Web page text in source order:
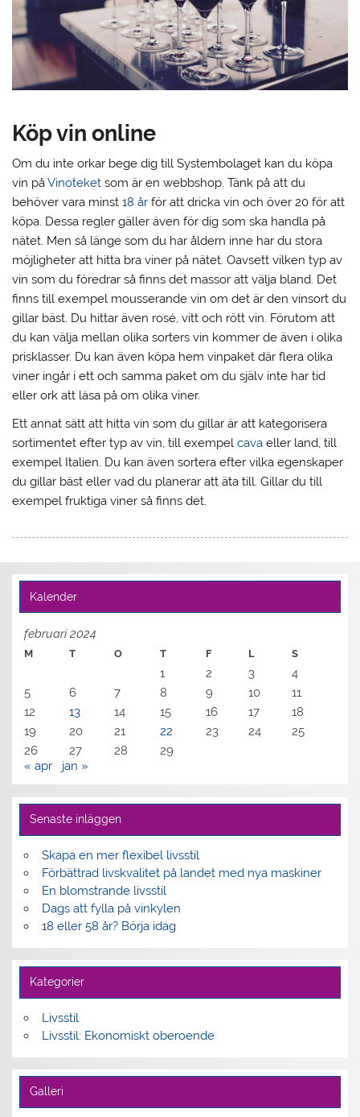
Köp vin online
Om du inte orkar bege dig till Systembolaget kan du köpa
vin påVinoteket som är en webbshop. Tänk på att du
behöver vara minst18 år för att dricka vin och över 20 för att
köpa. Dessa regler gäller även för dig som ska handla på
nätet. Men så länge som du har åldern inne har du stora
möjligheter att hitta bra viner på nätet. Oavsett vilken typ av
vin som du föredrar så finns det massor att välja bland. Det
finns till exempel mousserande vin om det är den vinsort du
gillar bäst. Du hittar även rosé, vitt och rött vin. Förutom att
du kan välja mellan olika sorters vin kommer de även i olika
prisklasser. Du kan även köpa hem vinpaket där flera olika
viner ingår i ett och samma paket om du själv inte har tid
eller ork att läsa på om olika viner.
Ett annat sätt att hitta vin som du gillar är att kategorisera
sortimentet efter typ av vin, till exempelcava eller land, till
exempel Italien. Du kan även sortera efter vilka egenskaper
du gillar bäst eller vad du planerar att äta till. Gillar du till
exempel fruktiga viner så finns det.
Kalender
februari 2024
M T O T F L S
1 2 3
4
5
6 7 8 9 10
11
12
13 14 15 16 17
18
19
20 21 22 23 24
25
26
27 28
29
« apr
jan »
Senaste inläggen
Skapa en mer flexibel livsstil
Förbättrad livskvalitet på landet med nya maskiner
En blomstrande livsstil
Dags att fylla på vinkylen
18 eller 58 år? Börja idag
Kategorier
Livsstil
Livsstil: Ekonomiskt oberoende
Galleri